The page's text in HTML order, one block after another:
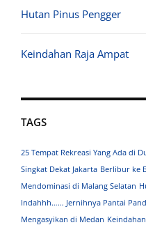
Hutan Pinus Pengger
Keindahan Raja Ampat
TAGS
25 Tempat Rekreasi Yang Ada di
Singkat Dekat Jakarta Berlibur ke
Mendominasi di Malang Selatan
Indahhh…… Jernihnya Pantai
Mengasyikan di Medan